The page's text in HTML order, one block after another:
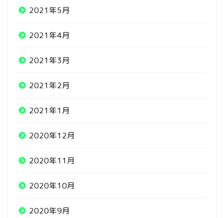
2021年5月
2021年4月
2021年3月
2021年2月
2021年1月
2020年12月
2020年11月
2020年10月
2020年9月